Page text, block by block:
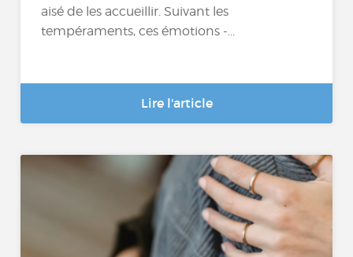
aisé de les accueillir. Suivant les
tempéraments, ces émotions -...
Lire l'article